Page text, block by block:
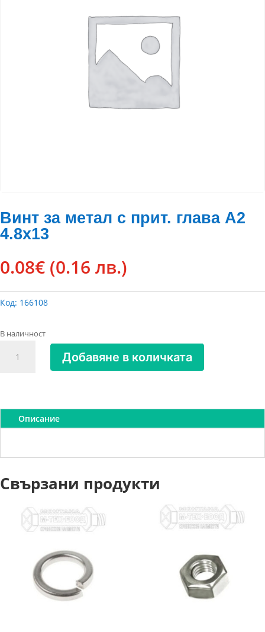
Винт за метал с прит. глава А2
4.8х13
0.08€ (0.16 лв.)
Код: 166108
В наличност
прит.
А2
Добавяне в количката
Описание
Свързани продукти